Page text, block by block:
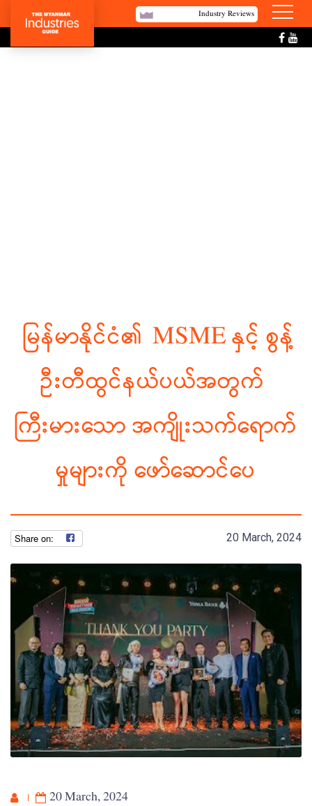
Industry Reviews
မြန်မာနိုင်ငံ၏ MSME နှင့် စွန့်
ဦးတီထွင်နယ်ပယ်အတွက်
ကြီးမားသော အကျိုးသက်ရောက်
မှုများကို ဖော်ဆောင်ပေ
20 March, 2024
20 March, 2024